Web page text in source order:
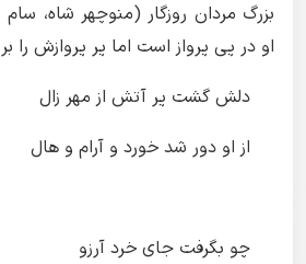
بزرگ مردان روزگار (منوچهر شاه،
او در پی پرواز است اما پر پروازش را
دلش گشت پر آتش از مهر زال
از او دور شد خورد و آرام و هال
چو بگرفت جای خرد آرزو